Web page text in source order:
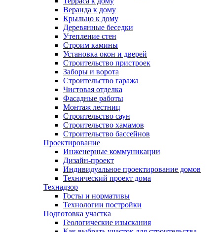
Веранда к дому
Крыльцо к дому
Деревянные беседки
Утепление стен
Строим камины
Установка окон и дверей
Строительство пристроек
Заборы и ворота
Строительство гаража
Чистовая отделка
Фасадные работы
Монтаж лестниц
Строительство саун
Строительство хамамов
Строительство бассейнов
Проектирование
Инженерные коммуникации
Дизайн-проект
Индивидуальное проектирование домов
Технический проект дома
Технадзор
Госты и нормативы
Технологии постройки
Подготовка участка
Геологические изыскания